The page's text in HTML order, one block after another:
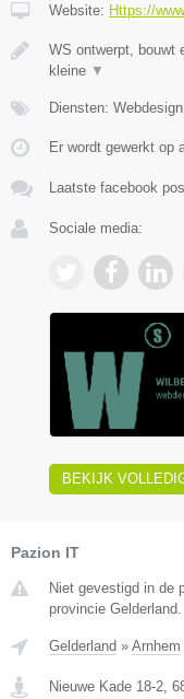
Website: Https://
WS ontwerpt, bouwt
kleine ▼
Diensten:
Er wordt gewerkt op
Laatste facebook
Sociale media:
BEKIJK
Pazion IT
Niet gevestigd in de
provincie Gelderland.
Gelderland » Arnhem
Nieuwe Kade 18-2